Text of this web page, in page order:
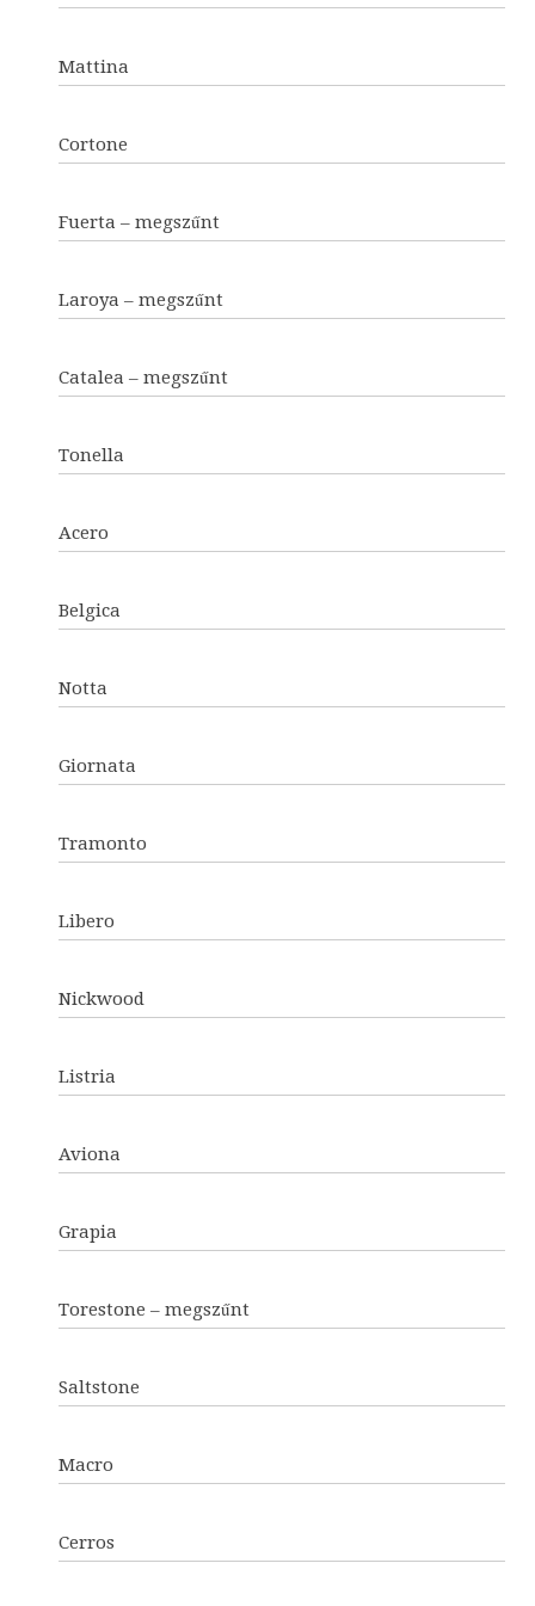
Mattina
Cortone
Fuerta – megszűnt
Laroya – megszűnt
Catalea – megszűnt
Tonella
Acero
Belgica
Notta
Giornata
Tramonto
Libero
Nickwood
Listria
Aviona
Grapia
Torestone – megszűnt
Saltstone
Macro
Cerros